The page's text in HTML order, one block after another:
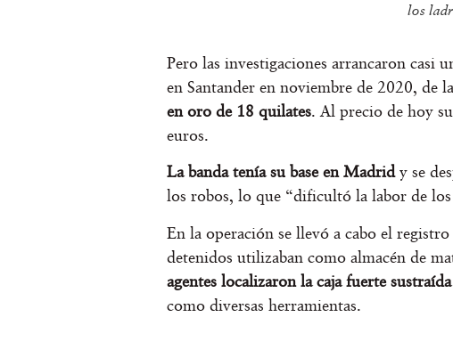
los
Pero las investigaciones arrancaron casi
en Santander en noviembre de 2020, de
en oro de 18 quilates. Al precio de hoy
euros.
La banda tenía su base en Madridy se
los robos, lo que “dificultó la labor de
En la operación se llevó a cabo el
detenidos utilizaban como almacén de
agentes localizaron la caja fuerte
como diversas herramientas.